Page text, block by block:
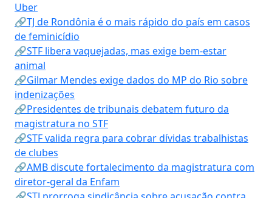
Uber
🔗TJ de Rondônia é o mais rápido do país em casos
de feminicídio
🔗STF libera vaquejadas, mas exige bem-estar
animal
🔗Gilmar Mendes exige dados do MP do Rio sobre
indenizações
🔗Presidentes de tribunais debatem futuro da
magistratura no STF
🔗STF valida regra para cobrar dívidas trabalhistas
de clubes
🔗AMB discute fortalecimento da magistratura com
diretor-geral da Enfam